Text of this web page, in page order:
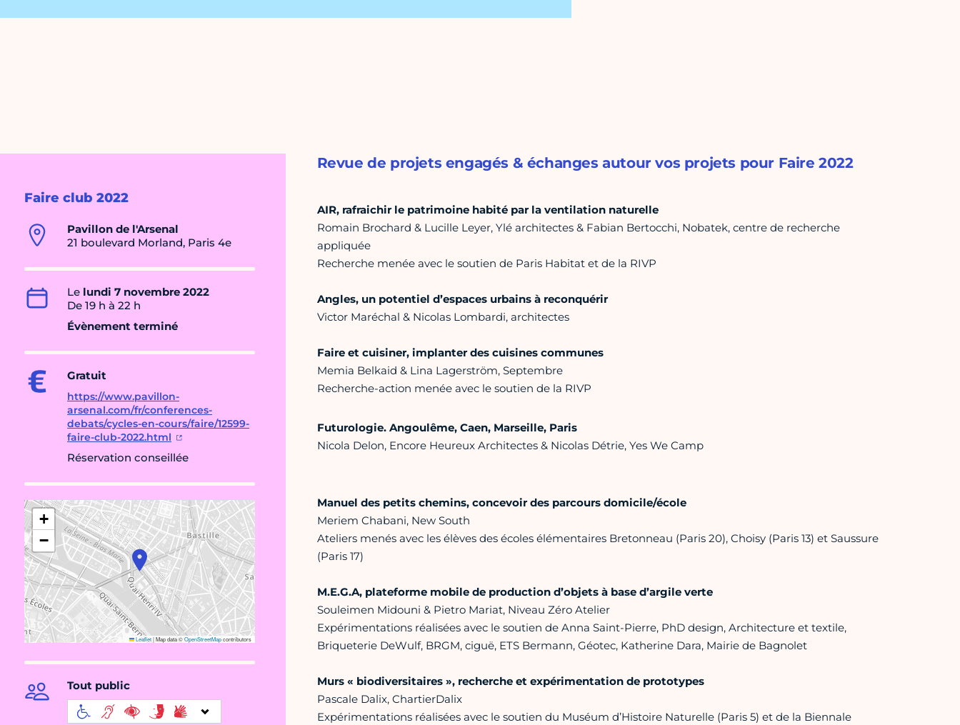
Faire club 2022
Pavillon de l'Arsenal
21 boulevard Morland, Paris 4e
Le lundi 7 novembre 2022
De 19 h à 22 h
Évènement terminé
Gratuit
https://www.pavillon-
arsenal.com/fr/conferences-
debats/cycles-en-cours/faire/12599-
faire-club-2022.html
Réservation conseillée
+
−
Leaflet|Map data ©OpenStreetMapcontributors
Tout public
Revue de projets engagés & échanges autour vos projets pour Faire 2022
AIR, rafraichir le patrimoine habité par la ventilation naturelle
Romain Brochard & Lucille Leyer, Ylé architectes & Fabian Bertocchi, Nobatek, centre de recherche
appliquée
Recherche menée avec le soutien de Paris Habitat et de la RIVP
Angles, un potentiel d’espaces urbains à reconquérir
Victor Maréchal & Nicolas Lombardi, architectes
Faire et cuisiner, implanter des cuisines communes
Memia Belkaid & Lina Lagerström, Septembre
Recherche-action menée avec le soutien de la RIVP
Futurologie. Angoulême, Caen, Marseille, Paris
Nicola Delon, Encore Heureux Architectes & Nicolas Détrie, Yes We Camp
Manuel des petits chemins, concevoir des parcours domicile/école
Meriem Chabani, New South
Ateliers menés avec les élèves des écoles élémentaires Bretonneau (Paris 20), Choisy (Paris 13) et Saussure
(Paris 17)
M.E.G.A, plateforme mobile de production d’objets à base d’argile verte
Souleimen Midouni & Pietro Mariat, Niveau Zéro Atelier
Expérimentations réalisées avec le soutien de Anna Saint-Pierre, PhD design, Architecture et textile,
Briqueterie DeWulf, BRGM, ciguë, ETS Bermann, Géotec, Katherine Dara, Mairie de Bagnolet
Murs « biodiversitaires », recherche et expérimentation de prototypes
Pascale Dalix, ChartierDalix
Expérimentations réalisées avec le soutien du Muséum d’Histoire Naturelle (Paris 5) et de la Biennale